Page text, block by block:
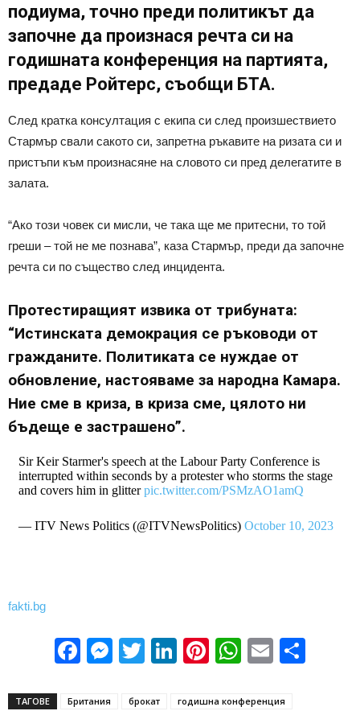
подиума, точно преди политикът да
започне да произнася речта си на
годишната конференция на партията,
предаде Ройтерс, съобщи БТА.
След кратка консултация с екипа си след произшествието
Стармър свали сакото си, запретна ръкавите на ризата си и
пристъпи към произнасяне на словото си пред делегатите в
залата.
“Ако този човек си мисли, че така ще ме притесни, то той
греши – той не ме познава”, каза Стармър, преди да започне
речта си по същество след инцидента.
Протестиращият извика от трибуната:
“Истинската демокрация се ръководи от
гражданите. Политиката се нуждае от
обновление, настояваме за народна Камара.
Ние сме в криза, в криза сме, цялото ни
бъдеще е застрашено”.
Sir Keir Starmer's speech at the Labour Party Conference is
interrupted within seconds by a protester who storms the stage
and covers him in glitterpic.twitter.com/PSMzAO1amQ
— ITV News Politics (@ITVNewsPolitics) October 10, 2023
fakti.bg
Facebook
Messenger
Twitter
LinkedIn
Pinterest
WhatsApp
Email
ТАГОВЕ Британия брокат годишна конференция